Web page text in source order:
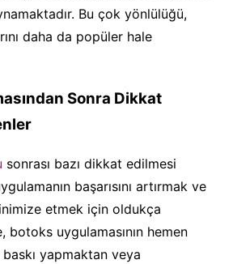
Bu çok yönlülüğü,
daha da popüler hale
Sonra Dikkat
sonrası bazı dikkat edilmesi
başarısını artırmak ve
etmek için oldukça
botoks uygulamasının hemen
yapmaktan veya